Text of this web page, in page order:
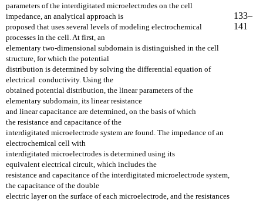
parameters of the interdigitated microelectrodes on the cell
impedance, an analytical approach is
proposed that uses several levels of modeling electrochemical
processes in the cell. At first, an
elementary two-dimensional subdomain is distinguished in the cell
structure, for which the potential
distribution is determined by solving the differential equation of
electrical conductivity. Using the
obtained potential distribution, the linear parameters of the
elementary subdomain, its linear resistance
and linear capacitance are determined, on the basis of which
the resistance and capacitance of the
interdigitated microelectrode system are found. The impedance of an
electrochemical cell with
interdigitated microelectrodes is determined using its
equivalent electrical circuit, which includes the
resistance and capacitance of the interdigitated microelectrode system,
the capacitance of the double
electric layer on the surface of each microelectrode, and the resistances
133–
141